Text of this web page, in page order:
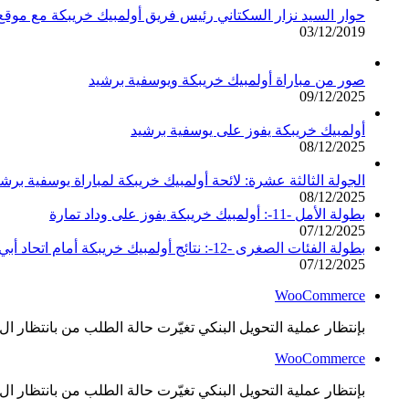
حوار السيد نزار السكتاني رئيس فريق أولمبيك خريبكة مع
03/12/2019
صور من مباراة أولمبيك خريبكة ويوسفية برشيد
09/12/2025
أولمبيك خريبكة يفوز على يوسفية برشيد
08/12/2025
الجولة الثالثة عشرة: لائحة أولمبيك خريبكة لمباراة يوسفية
08/12/2025
بطولة الأمل -11-: أولمبيك خريبكة يفوز على وداد تمارة
07/12/2025
بطولة الفئات الصغرى -12-: نتائج أولمبيك خريبكة أمام اتحاد أبي الجعد
07/12/2025
WooCommerce
بإنتظار عملية التحويل البنكي تغيّرت حالة الطلب من بانتظار
WooCommerce
بإنتظار عملية التحويل البنكي تغيّرت حالة الطلب من بانتظار